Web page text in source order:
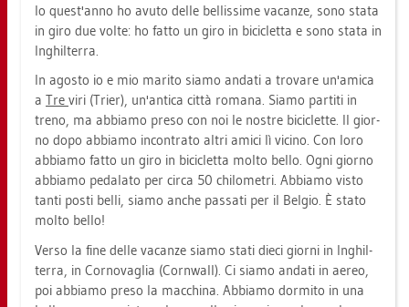
Io quest'anno ho avuto delle bel­lis­si­me va­can­ze, sono stata
in giro due volte: ho fatto un giro in bi­ci­cletta e sono stata in
Ing­hil­ter­ra.
In ago­s­to io e mio ma­ri­to siamo an­da­ti a tro­va­re un'amica
a Tre viri (Trier), un'an­ti­ca città ro­ma­na. Siamo par­ti­ti in
treno, ma ab­bia­mo preso con noi le nost­re bi­ci­clette. Il gior­
no dopo ab­bia­mo in­con­tra­to altri amici lì vici­no. Con loro
ab­bia­mo fatto un giro in bi­ci­cletta molto bello. Ogni gior­no
ab­bia­mo pe­da­la­to per circa 50 chi­lo­me­tri. Ab­bia­mo visto
tanti posti belli, siamo anche pas­sa­ti per il Bel­gio. È stato
molto bello!
Verso la fine delle va­can­ze siamo stati dieci gior­ni in Ing­hil­
ter­ra, in Cor­no­vaglia (Corn­wall). Ci siamo an­da­ti in aereo,
poi ab­bia­mo preso la mac­chi­na. Ab­bia­mo dor­mi­to in una